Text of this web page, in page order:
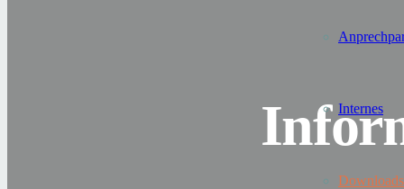
Internes
Downloads